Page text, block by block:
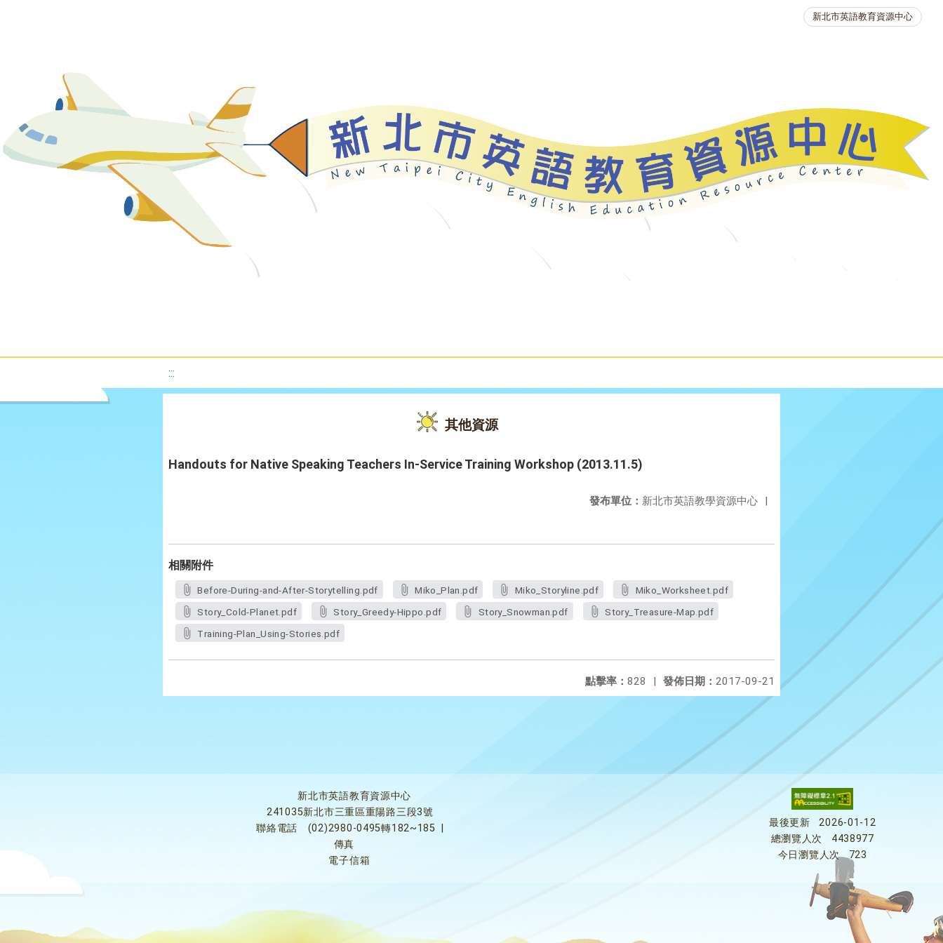
新北市英語教育資源中心
:::
其他資源
Handouts for Native Speaking Teachers In-Service Training Workshop (2013.11.5)
發布單位： 新北市英語教學資源中心 |
相關附件
Before-During-and-After-Storytelling.pdf Miko_Plan.pdf Miko_Storyline.pdf
Miko_Worksheet.pdf
Story_Cold-Planet.pdf
Story_Greedy-Hippo.pdf Story_Snowman.pdf
Story_Treasure-Map.pdf
Training-Plan_Using-Stories.pdf
發佈日期： 2017-09-21
點擊率： 828 |
新北市英語教育資源中心
241035新北市三重區重陽路三段3號
聯絡電話
(02)2980-0495轉182~185
傳真
電子信箱
最後更新
2026-01-12
總瀏覽人次
4438977
今日瀏覽人次
723